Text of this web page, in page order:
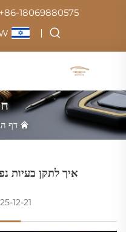
+86-18069880575
דף
איך לתקן בעיות
12-21